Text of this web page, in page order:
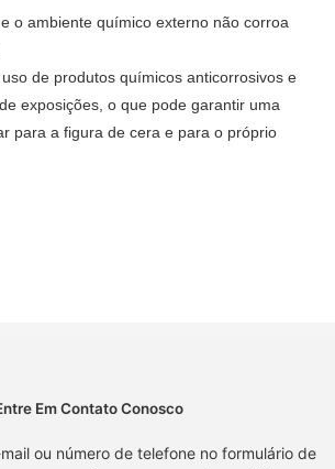
o ambiente químico externo não corroa
de produtos químicos anticorrosivos e
exposições, o que pode garantir uma
para a figura de cera e para o próprio
Em Contato Conosco
ou número de telefone no formulário de